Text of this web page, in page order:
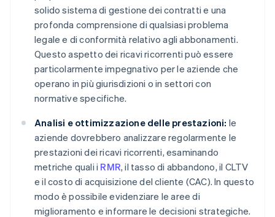
solido sistema di gestione dei contratti e una
profonda comprensione di qualsiasi problema
legale e di conformità relativo agli abbonamenti.
Questo aspetto dei ricavi ricorrenti può essere
particolarmente impegnativo per le aziende che
operano in più giurisdizioni o in settori con
normative specifiche.
Analisi e ottimizzazione delle prestazioni: le
aziende dovrebbero analizzare regolarmente le
prestazioni dei ricavi ricorrenti, esaminando
metriche quali i RMR, il tasso di abbandono, il CLTV
e il costo di acquisizione del cliente (CAC). In questo
modo è possibile evidenziare le aree di
miglioramento e informare le decisioni strategiche.